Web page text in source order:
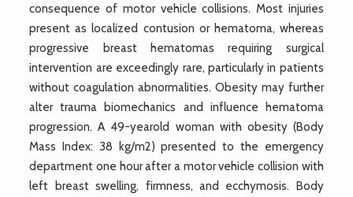
consequence of motor vehicle collisions. Most injuries
present as localized contusion or hematoma, whereas
progressive breast hematomas requiring surgical
intervention are exceedingly rare, particularly in patients
without coagulation abnormalities. Obesity may further
alter trauma biomechanics and influence hematoma
progression. A 49-yearold woman with obesity (Body
Mass Index: 38 kg/m2) presented to the emergency
department one hour after a motor vehicle collision with
left breast swelling, firmness, and ecchymosis. Body